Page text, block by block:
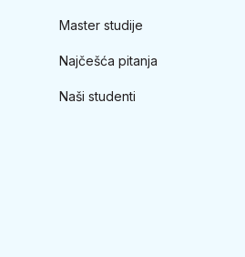
Master studije
Najčešća pitanja
Naši studenti